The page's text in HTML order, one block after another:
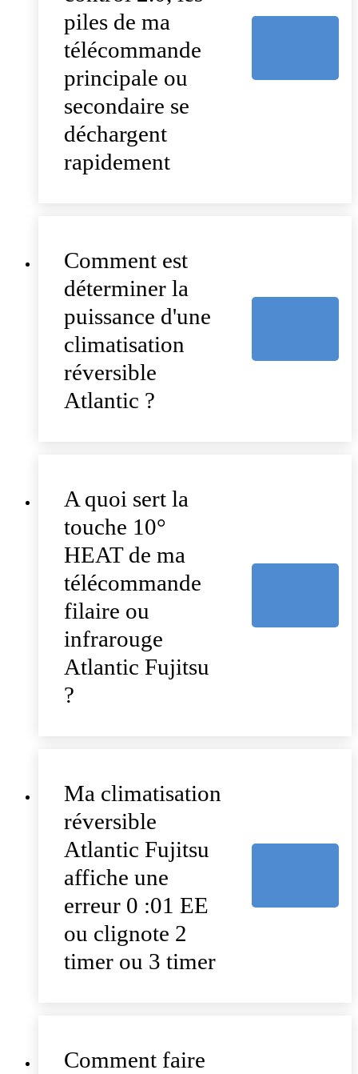
piles de ma
télécommande
principale ou
secondaire se
déchargent
rapidement
Comment est
déterminer la
puissance d'une
climatisation
réversible
Atlantic ?
A quoi sert la
touche 10°
HEAT de ma
télécommande
filaire ou
infrarouge
Atlantic Fujitsu
?
Ma climatisation
réversible
Atlantic Fujitsu
affiche une
erreur 0 :01 EE
ou clignote 2
timer ou 3 timer
Comment faire